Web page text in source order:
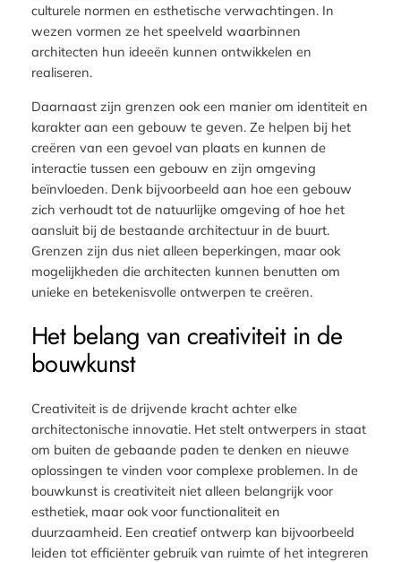
culturele normen en esthetische verwachtingen. In
wezen vormen ze het speelveld waarbinnen
architecten hun ideeën kunnen ontwikkelen en
realiseren.
Daarnaast zijn grenzen ook een manier om identiteit en
karakter aan een gebouw te geven. Ze helpen bij het
creëren van een gevoel van plaats en kunnen de
interactie tussen een gebouw en zijn omgeving
beïnvloeden. Denk bijvoorbeeld aan hoe een gebouw
zich verhoudt tot de natuurlijke omgeving of hoe het
aansluit bij de bestaande architectuur in de buurt.
Grenzen zijn dus niet alleen beperkingen, maar ook
mogelijkheden die architecten kunnen benutten om
unieke en betekenisvolle ontwerpen te creëren.
Het belang van creativiteit in de
bouwkunst
Creativiteit is de drijvende kracht achter elke
architectonische innovatie. Het stelt ontwerpers in staat
om buiten de gebaande paden te denken en nieuwe
oplossingen te vinden voor complexe problemen. In de
bouwkunst is creativiteit niet alleen belangrijk voor
esthetiek, maar ook voor functionaliteit en
duurzaamheid. Een creatief ontwerp kan bijvoorbeeld
leiden tot efficiënter gebruik van ruimte of het integreren